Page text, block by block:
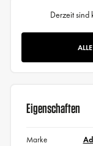
Derzeit sind
Eigenschaften
Marke